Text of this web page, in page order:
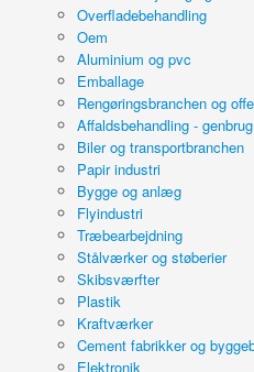
Overfladebehandling
Oem
Aluminium og pvc
Emballage
Rengøringsbranchen og
Affaldsbehandling -
Biler og transportbranchen
Papir industri
Bygge og anlæg
Flyindustri
Træbearbejdning
Stålværker og støberier
Skibsværfter
Plastik
Kraftværker
Cement fabrikker og
Elektronik